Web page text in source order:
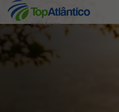
Hotéis Baratos
Destinos